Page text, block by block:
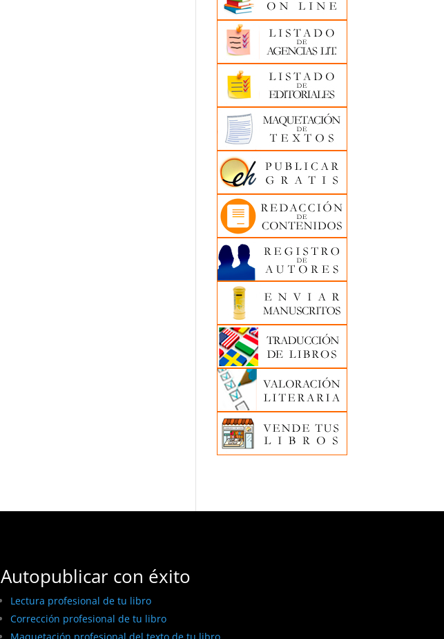
Autopublicar con éxito
Lectura profesional de tu libro
Corrección profesional de tu libro